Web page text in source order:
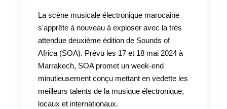
La scène musicale électronique marocaine
s'apprête à nouveau à exploser avec la très
attendue deuxième édition de Sounds of
Africa (SOA). Prévu les 17 et 18 mai 2024 à
Marrakech, SOA promet un week-end
minutieusement conçu mettant en vedette les
meilleurs talents de la musique électronique,
locaux et internationaux.